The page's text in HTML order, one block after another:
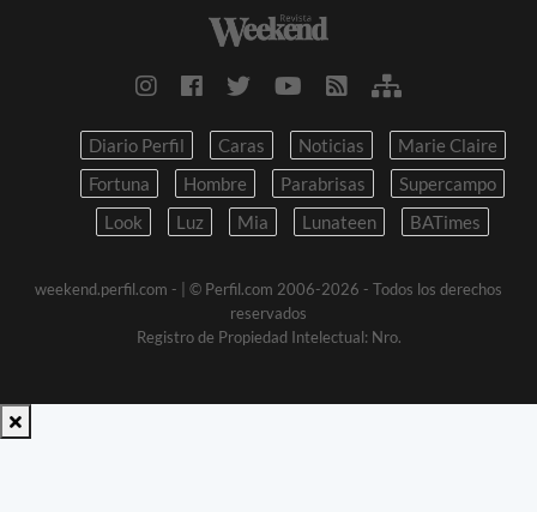
Diario Perfil Caras Noticias
Marie Claire
Fortuna
Hombre Parabrisas
Supercampo
Look
Luz Mia Lunateen BATimes
weekend.perfil.com -
| © Perfil.com 2006-2026 - Todos los derechos
reservados
Registro de Propiedad Intelectual: Nro.